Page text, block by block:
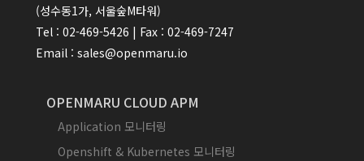
(성수동1가, 서울숲M타워)
Tel : 02-469-5426 | Fax : 02-469-7247
Email : sales@openmaru.io
OPENMARU CLOUD APM
Application 모니터링
Openshift & Kubernetes 모니터링